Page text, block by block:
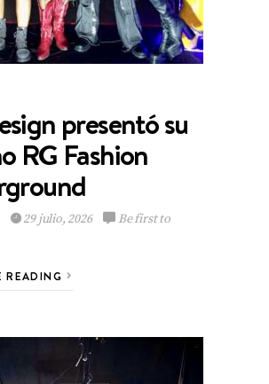
presentó su
RG Fashion
29 julio, 2026
Be first to
READING